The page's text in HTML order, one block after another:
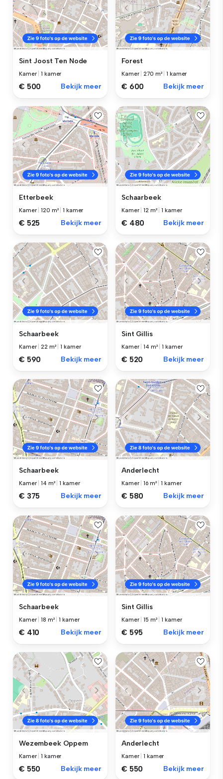
Sint Joost Ten Node
Kamer |1 kamer
€ 500 Bekijk meer
Forest
Kamer |270 m² |1 kamer
€ 600 Bekijk meer
Etterbeek
Kamer |120 m² |1 kamer
€ 525 Bekijk meer
Schaarbeek
Kamer |12 m² |1 kamer
€ 480 Bekijk meer
Schaarbeek
Kamer |22 m² |1 kamer
€ 590 Bekijk meer
Sint Gillis
Kamer |14 m² |1 kamer
€ 520 Bekijk meer
Schaarbeek
Kamer |14 m² |1 kamer
€ 375 Bekijk meer
Anderlecht
Kamer |16 m² |1 kamer
€ 580 Bekijk meer
Schaarbeek
Kamer |18 m² |1 kamer
€ 410 Bekijk meer
Sint Gillis
Kamer |15 m² |1 kamer
€ 595 Bekijk meer
Wezembeek Oppem
Kamer |1 kamer
€ 550 Bekijk meer
Anderlecht
Kamer |1 kamer
€ 550 Bekijk meer